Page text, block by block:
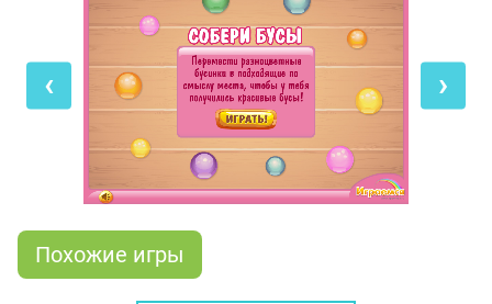
Правильно: на нитке не хватает нескольких
бусинок, и носить такое украшение никак нельзя.
Поэтому тебе нужно дополнить бусы
подходящими по цвету шариками, перетягивая их
с помощью мышки в нужные места. Помни, что
бусы должны быть симметричными, то есть их
левая часть получится как бы зеркальным
отражением правой, - это поможет тебе правильно
выполнить все задания!
‹ ›
Похожие игры